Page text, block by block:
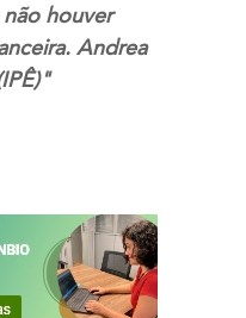
não houver
Andrea